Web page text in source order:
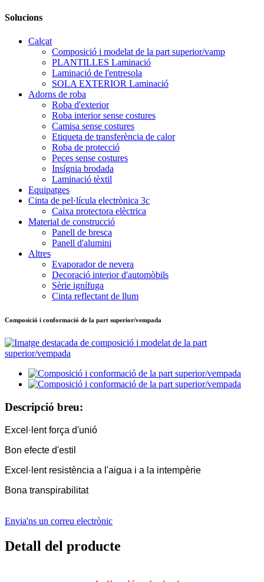
Solucions
Calçat
Composició i modelat de la part superior/vamp
PLANTILLES Laminació
Laminació de l'entresola
SOLA EXTERIOR Laminació
Adorns de roba
Roba d'exterior
Roba interior sense costures
Camisa sense costures
Etiqueta de transferència de calor
Roba de protecció
Peces sense costures
Insígnia brodada
Laminació tèxtil
Equipatges
Cinta de pel·lícula electrònica 3c
Caixa protectora elèctrica
Material de construcció
Panell de bresca
Panell d'alumini
Altres
Evaporador de nevera
Decoració interior d'automòbils
Sèrie ignífuga
Cinta reflectant de llum
Composició i conformació de la part superior/vempada
Descripció breu:
Excel·lent força d'unió
Bon efecte d'estil
Excel·lent resistència a l'aigua i a la intempèrie
Bona transpirabilitat
Envia'ns un correu electrònic
Detall del producte